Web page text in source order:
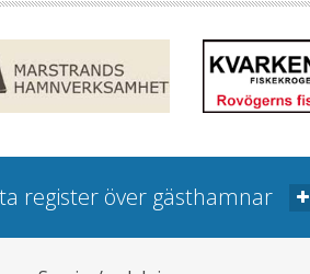
register över gästhamnar